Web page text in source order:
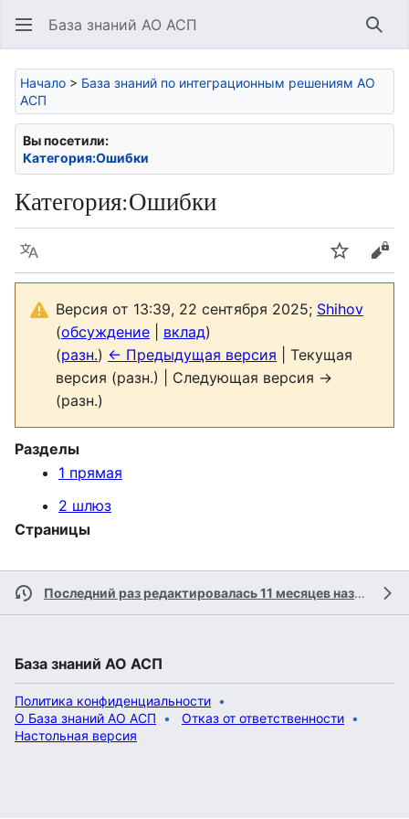
База знаний АО АСП
Начало > База знаний по интеграционным решениям АО
АСП
Вы посетили:
Категория:Ошибки
Категория:Ошибки
Язык Следить
Версия от 13:39, 22 сентября 2025; Shihov
(обсуждение вклад)
(разн.) ← Предыдущая версия | Текущая
версия (разн.) | Следующая версия →
(разн.)
Разделы
1 прямая
2 шлюз
Страницы
Последний раз редактировалась 11 месяцев назад
База знаний АО АСП
Политика конфиденциальности
О База знаний АО АСП
Отказ от ответственности
Настольная версия